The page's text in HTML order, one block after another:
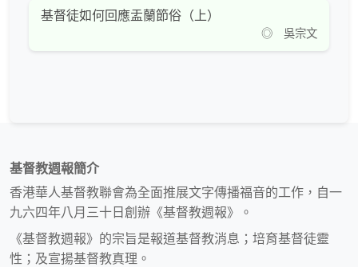
基督徒如何回應盂蘭節俗（上）
◎ 吳宗文
基督教週報簡介
香港華人基督教聯會為全面推展文字傳播福音的工作，自一
九六四年八月三十日創辦《基督教週報》。
《基督教週報》的宗旨是報道基督教消息；培育基督徒靈
性；及宣揚基督教真理。